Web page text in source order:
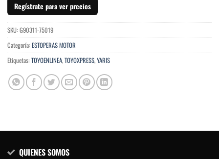
Regístrate para ver precios
SKU: G90311-75019
Categoría: ESTOPERAS MOTOR
Etiquetas: TOYOENLINEA,TOYOXPRESS,YARIS
QUIENES SOMOS